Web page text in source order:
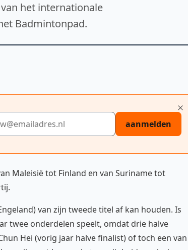
het internationale
Badmintonpad.
aanmelden
Maleisië tot Finland en van Suriname tot
van zijn tweede titel af kan houden. Is
twee onderdelen speelt, omdat drie halve
Hei (vorig jaar halve finalist) of toch een van